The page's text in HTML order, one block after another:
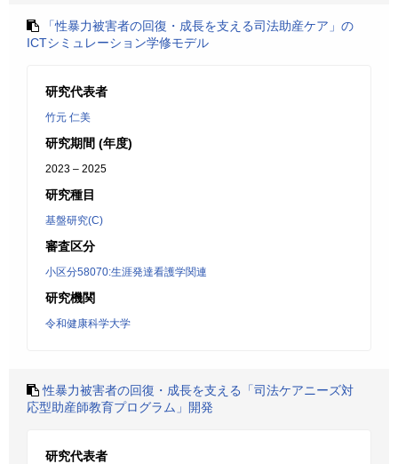
「性暴力被害者の回復・成長を支える司法助産ケア」の
ICTシミュレーション学修モデル
研究代表者
竹元 仁美
研究期間 (年度)
2023 – 2025
研究種目
基盤研究(C)
審査区分
小区分58070:生涯発達看護学関連
研究機関
令和健康科学大学
性暴力被害者の回復・成長を支える「司法ケアニーズ対
応型助産師教育プログラム」開発
研究代表者